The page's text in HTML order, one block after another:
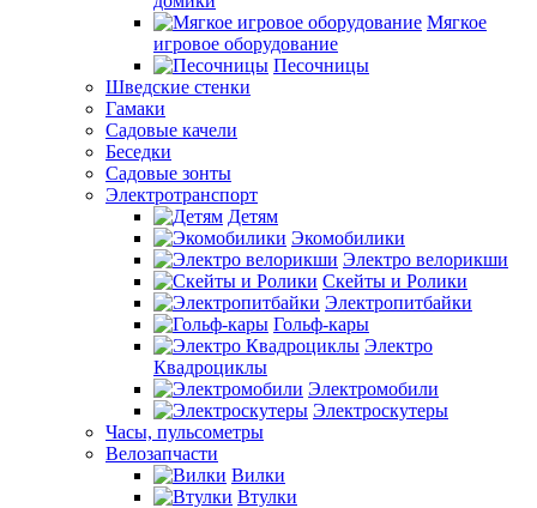
Мягкое
игровое оборудование
Песочницы
Шведские стенки
Гамаки
Садовые качели
Беседки
Садовые зонты
Электротранспорт
Детям
Экомобилики
Электро велорикши
Скейты и Ролики
Электропитбайки
Гольф-кары
Электро
Квадроциклы
Электромобили
Электроскутеры
Часы, пульсометры
Велозапчасти
Вилки
Втулки